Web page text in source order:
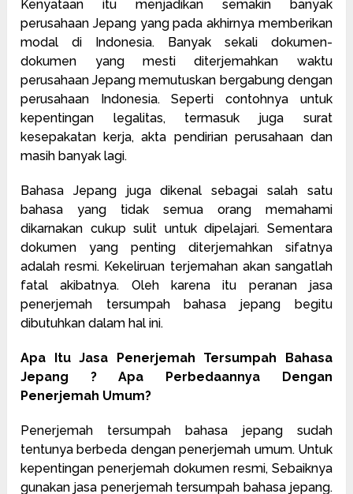
Kenyataan itu menjadikan semakin banyak
perusahaan Jepang yang pada akhirnya memberikan
modal di Indonesia. Banyak sekali dokumen-
dokumen yang mesti diterjemahkan waktu
perusahaan Jepang memutuskan bergabung dengan
perusahaan Indonesia. Seperti contohnya untuk
kepentingan legalitas, termasuk juga surat
kesepakatan kerja, akta pendirian perusahaan dan
masih banyak lagi.
Bahasa Jepang juga dikenal sebagai salah satu
bahasa yang tidak semua orang memahami
dikarnakan cukup sulit untuk dipelajari. Sementara
dokumen yang penting diterjemahkan sifatnya
adalah resmi. Kekeliruan terjemahan akan sangatlah
fatal akibatnya. Oleh karena itu peranan jasa
penerjemah tersumpah bahasa jepang begitu
dibutuhkan dalam hal ini.
Apa Itu Jasa Penerjemah Tersumpah Bahasa
Jepang ? Apa Perbedaannya Dengan
Penerjemah Umum?
Penerjemah tersumpah bahasa jepang sudah
tentunya berbeda dengan penerjemah umum. Untuk
kepentingan penerjemah dokumen resmi, Sebaiknya
gunakan jasa penerjemah tersumpah bahasa jepang.